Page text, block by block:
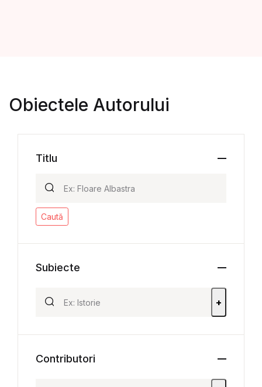
Obiectele Autorului
Titlu
Caută
Subiecte
+
Contributori